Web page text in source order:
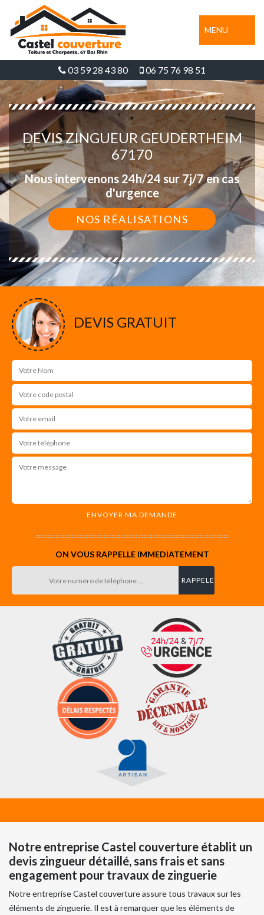
MENU
03 59 28 43 80 06 75 76 98 51
DEVIS ZINGUEUR GEUDERTHEIM
67170
Nous intervenons 24h/24 sur 7j/7 en cas
d'urgence
NOS RÉALISATIONS
DEVIS GRATUIT
ON VOUS RAPPELLE IMMEDIATEMENT
Notre entreprise Castel couverture établit un
devis zingueur détaillé, sans frais et sans
engagement pour travaux de zinguerie
Notre entreprise Castel couverture assure tous travaux sur les
éléments de zinguerie. Il est à remarquer que les éléments de